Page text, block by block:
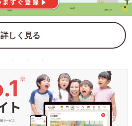
詳しく見る